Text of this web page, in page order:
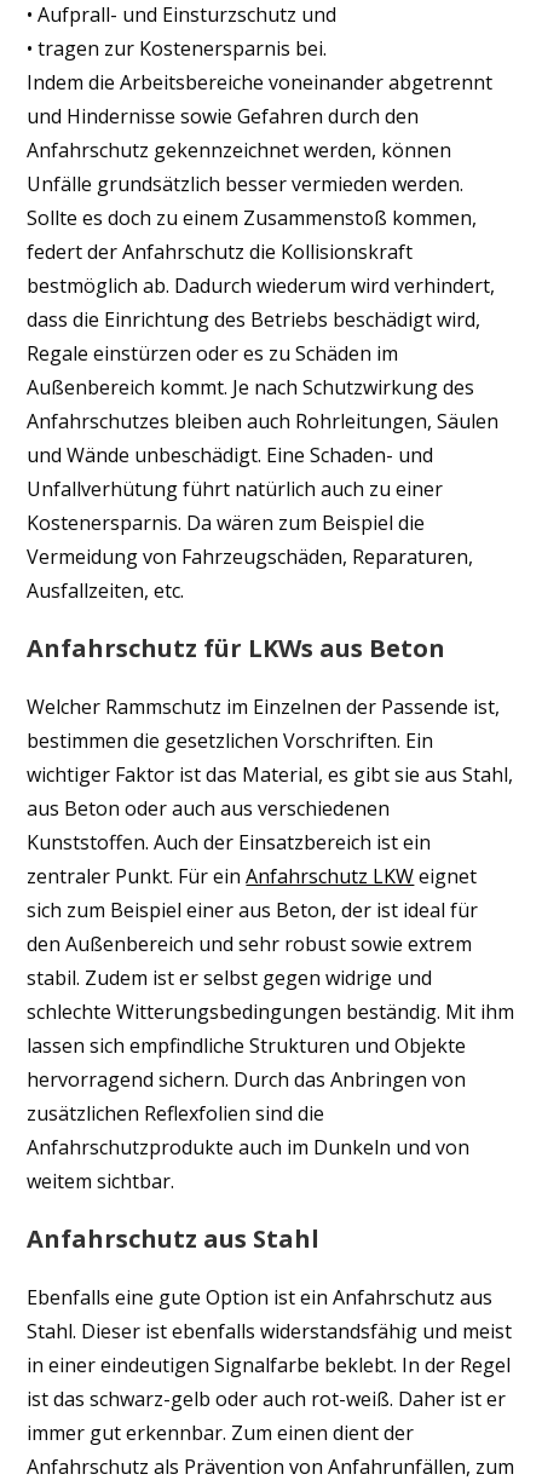
• Aufprall- und Einsturzschutz und
• tragen zur Kostenersparnis bei.
Indem die Arbeitsbereiche voneinander abgetrennt
und Hindernisse sowie Gefahren durch den
Anfahrschutz gekennzeichnet werden, können
Unfälle grundsätzlich besser vermieden werden.
Sollte es doch zu einem Zusammenstoß kommen,
federt der Anfahrschutz die Kollisionskraft
bestmöglich ab. Dadurch wiederum wird verhindert,
dass die Einrichtung des Betriebs beschädigt wird,
Regale einstürzen oder es zu Schäden im
Außenbereich kommt. Je nach Schutzwirkung des
Anfahrschutzes bleiben auch Rohrleitungen, Säulen
und Wände unbeschädigt. Eine Schaden- und
Unfallverhütung führt natürlich auch zu einer
Kostenersparnis. Da wären zum Beispiel die
Vermeidung von Fahrzeugschäden, Reparaturen,
Ausfallzeiten, etc.
Anfahrschutz für LKWs aus Beton
Welcher Rammschutz im Einzelnen der Passende ist,
bestimmen die gesetzlichen Vorschriften. Ein
wichtiger Faktor ist das Material, es gibt sie aus Stahl,
aus Beton oder auch aus verschiedenen
Kunststoffen. Auch der Einsatzbereich ist ein
zentraler Punkt. Für einAnfahrschutz LKWeignet
sich zum Beispiel einer aus Beton, der ist ideal für
den Außenbereich und sehr robust sowie extrem
stabil. Zudem ist er selbst gegen widrige und
schlechte Witterungsbedingungen beständig. Mit ihm
lassen sich empfindliche Strukturen und Objekte
hervorragend sichern. Durch das Anbringen von
zusätzlichen Reflexfolien sind die
Anfahrschutzprodukte auch im Dunkeln und von
weitem sichtbar.
Anfahrschutz aus Stahl
Ebenfalls eine gute Option ist ein Anfahrschutz aus
Stahl. Dieser ist ebenfalls widerstandsfähig und meist
in einer eindeutigen Signalfarbe beklebt. In der Regel
ist das schwarz-gelb oder auch rot-weiß. Daher ist er
immer gut erkennbar. Zum einen dient der
Anfahrschutz als Prävention von Anfahrunfällen, zum